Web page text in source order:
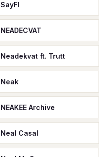
SayFI
NEADECVAT
Neadekvat ft. Trutt
Neak
NEAKEE Archive
Neal Casal